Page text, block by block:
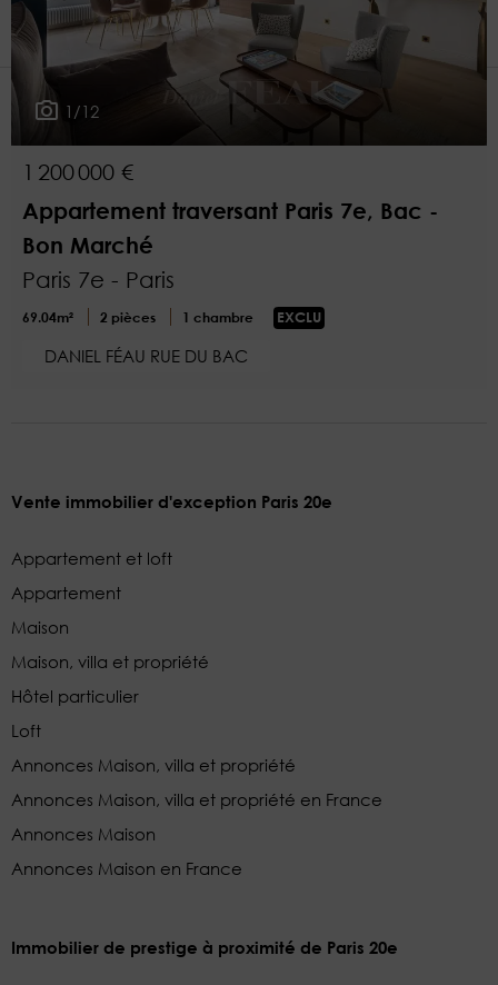
Plus de critères
1/12
1 200 000 €
Appartement traversant Paris 7e, Bac -
Bon Marché
Paris 7e - Paris
69.04m² 2 pièces 1 chambre EXCLU
DANIEL FÉAU RUE DU BAC
Vente immobilier d'exception Paris 20e
Appartement et loft
Appartement
Maison
Maison, villa et propriété
Hôtel particulier
Loft
Annonces Maison, villa et propriété
Annonces Maison, villa et propriété en France
Annonces Maison
Annonces Maison en France
Immobilier de prestige à proximité de Paris 20e